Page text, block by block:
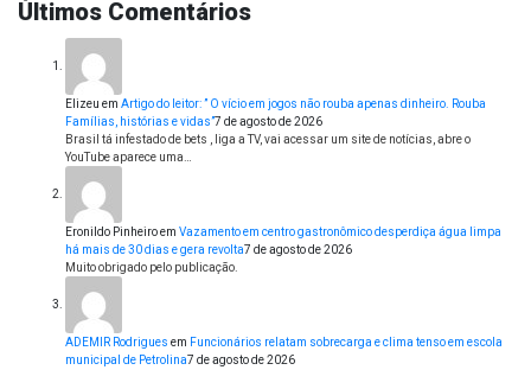
Últimos Comentários
Elizeu em Artigo do leitor: ” O vício em jogos não rouba apenas dinheiro. Rouba
Famílias, histórias e vidas”7 de agosto de 2026
Brasil tá infestado de bets , liga a TV, vai acessar um site de notícias, abre o
YouTube aparece uma…
Eronildo Pinheiroem Vazamento em centro gastronômico desperdiça água limpa
há mais de 30 dias e gera revolta7 de agosto de 2026
Muito obrigado pelo publicação.
ADEMIR Rodrigues em Funcionários relatam sobrecarga e clima tenso em escola
municipal de Petrolina7 de agosto de 2026